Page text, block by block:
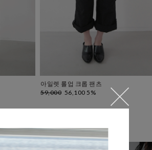
아일렛 롤업 크롭 팬츠
59,000 56,100 5%